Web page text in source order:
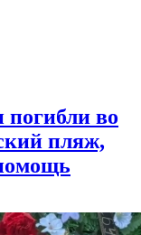
во
пляж,